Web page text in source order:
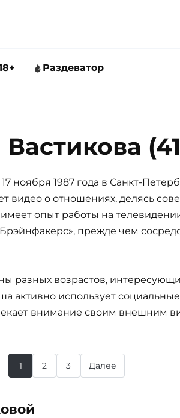
Раздеватор
ноября 1987 года в Санкт-
видео о отношениях, делясь
опыт работы на
прежде чем
разных возрастов,
активно использует социальные
внимание своим внешним
1 2 3 Далее